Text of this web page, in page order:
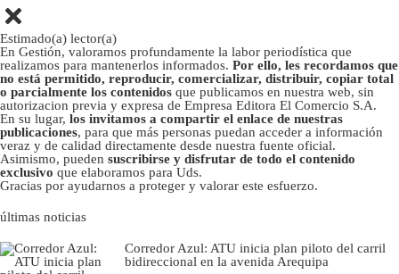
Estimado(a) lector(a)
En Gestión, valoramos profundamente la labor periodística que
realizamos para mantenerlos informados. Por ello, les recordamos que
no está permitido, reproducir, comercializar, distribuir, copiar total
o parcialmente los contenidos que publicamos en nuestra web, sin
autorizacion previa y expresa de Empresa Editora El Comercio S.A.
En su lugar, los invitamos a compartir el enlace de nuestras
publicaciones, para que más personas puedan acceder a información
veraz y de calidad directamente desde nuestra fuente oficial.
Asimismo, pueden suscribirse y disfrutar de todo el contenido
exclusivo que elaboramos para Uds.
Gracias por ayudarnos a proteger y valorar este esfuerzo.
últimas noticias
Corredor Azul: ATU inicia plan piloto del carril
bidireccional en la avenida Arequipa